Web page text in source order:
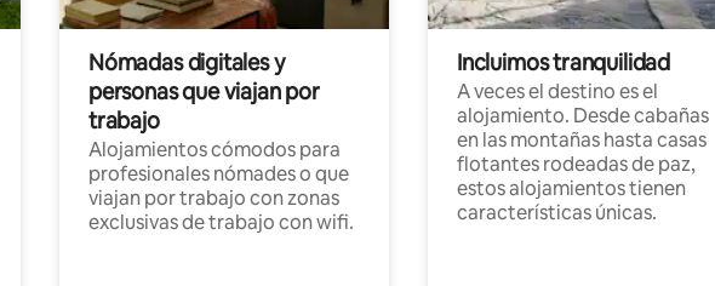
Nómadas digitales y
personas que viajan por
trabajo
Alojamientos cómodos para
profesionales nómades o que
viajan por trabajo con zonas
exclusivas de trabajo con wifi.
Incluimos tranquilidad
A veces el destino es el
alojamiento. Desde cabañas
en las montañas hasta casas
flotantes rodeadas de paz,
estos alojamientos tienen
características únicas.